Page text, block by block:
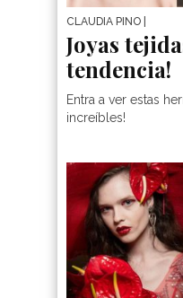
CLAUDIA PINO
Joyas
tendencia!
Entra a ver estas
increíbles!